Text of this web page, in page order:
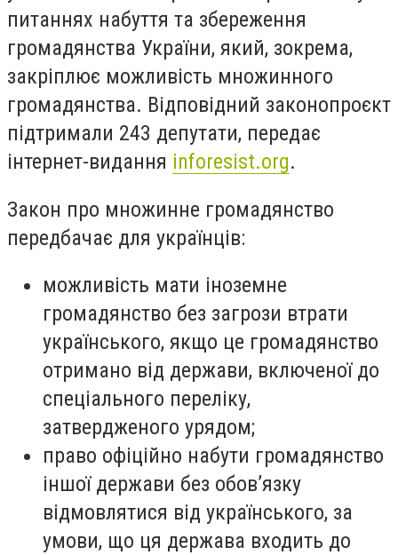
питаннях набуття та збереження
громадянства України, який, зокрема,
закріплює можливість множинного
громадянства. Відповідний законопроєкт
підтримали 243 депутати, передає
інтернет-видання inforesist.org.
Закон про множинне громадянство
передбачає для українців:
можливість мати іноземне
громадянство без загрози втрати
українського, якщо це громадянство
отримано від держави, включеної до
спеціального переліку,
затвердженого урядом;
право офіційно набути громадянство
іншої держави без обов’язку
відмовлятися від українського, за
умови, що ця держава входить до